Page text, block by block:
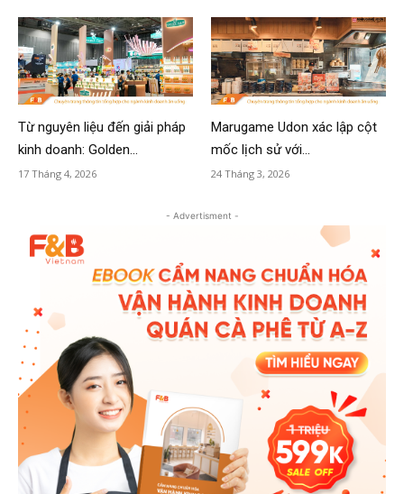
Từ nguyên liệu đến giải pháp
kinh doanh: Golden...
17 Tháng 4, 2026
Marugame Udon xác lập cột
mốc lịch sử với...
24 Tháng 3, 2026
- Advertisment -